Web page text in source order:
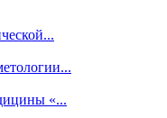
«...